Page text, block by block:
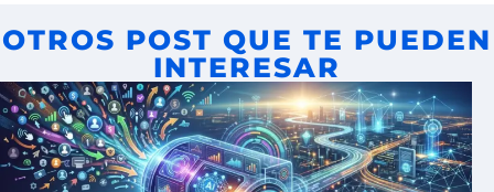
OTROS POST QUE TE PUEDEN
INTERESAR